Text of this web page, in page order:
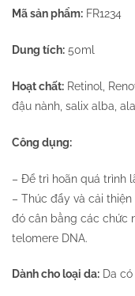
Mã sản phẩm: FR1234
Dung tích: 50ml
Hoạt chất: Retinol,
đậu nành, salix alba,
Công dụng:
– Để trì hoãn quá trình
– Thúc đẩy và cải
đó cân bằng các chức
telomere DNA.
Dành cho loại da: Da